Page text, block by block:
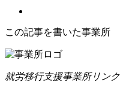
この記事を書いた事業所
就労移行支援事業所リン